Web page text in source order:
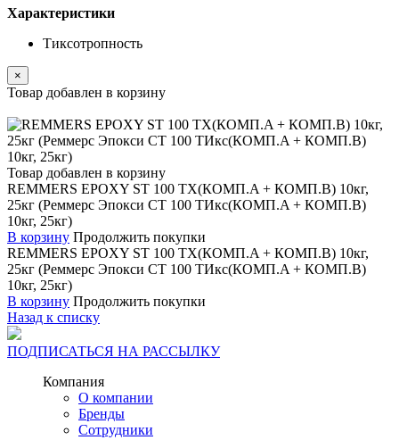
Характеристики
Тиксотропность
×
Товар добавлен в корзину
Товар добавлен в корзину
REMMERS EPOXY ST 100 TX(КОМП.A + КОМП.В) 10кг,
25кг (Реммерс Эпокси СТ 100 ТИкс(КОМП.A + КОМП.В)
10кг, 25кг)
В корзину Продолжить покупки
REMMERS EPOXY ST 100 TX(КОМП.A + КОМП.В) 10кг,
25кг (Реммерс Эпокси СТ 100 ТИкс(КОМП.A + КОМП.В)
10кг, 25кг)
В корзину Продолжить покупки
Назад к списку
ПОДПИСАТЬСЯ НА РАССЫЛКУ
Компания
О компании
Бренды
Сотрудники